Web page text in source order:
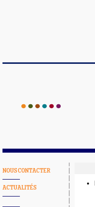
NOUS CONTACTER
ACTUALITÉS